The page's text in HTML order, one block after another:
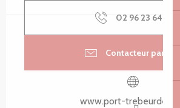
02 96 23 64
Contacteur par
www.port-